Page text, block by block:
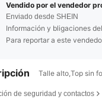
Vendido por el vendedor
Enviado desde SHEIN
Información y bligaciones
Para reportar a este
Talle alto,Top sin
de seguridad y contactos